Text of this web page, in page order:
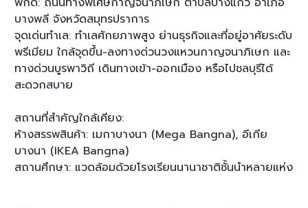
บางพลี จังหวัดสมุทรปราการ
จุดเด่นทำเล: ทำเลศักยภาพสูง ย่านธุรกิจและที่อยู่อาศัยระดับ
พรีเมียม ใกล้จุดขึ้น-ลงทางด่วนวงแหวนกาญจนาภิเษก และ
ทางด่วนบูรพาวิถี เดินทางเข้า-ออกเมือง หรือไปชลบุรีได้
สะดวกสบาย
สถานที่สำคัญใกล้เคียง:
ห้างสรรพสินค้า: เมกาบางนา (Mega Bangna), อีเกีย
บางนา (IKEA Bangna)
สถานศึกษา: แวดล้อมด้วยโรงเรียนนานาชาติชั้นนำหลายแห่ง